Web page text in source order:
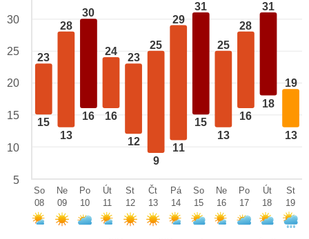
23
15
28
13
30
16
24
16
23
12
25
9
29
11
31
15
25
13
28
16
31
18
19
13
30
25
20
15
10
5
So
08
Ne
09
Po
10
Út
11
St
12
Čt
13
Pá
14
So
15
Ne
16
Po
17
Út
18
St
19